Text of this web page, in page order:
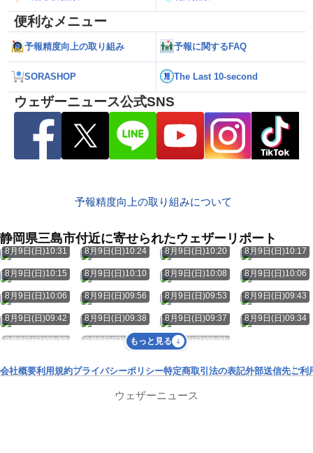
便利なメニュー
予報精度向上の取り組み 予報に関するFAQ
SORASHOP The Last 10-second
ウェザーニュース公式SNS
予報精度向上の取り組みについて
静岡県三島市付近に寄せられたウェザーリポート
8月9日(日)10:31 8月9日(日)10:24 8月9日(日)10:20 8月9日(日)10:17
8月9日(日)10:15 8月9日(日)10:10 8月9日(日)10:08 8月9日(日)10:06
8月9日(日)10:06 8月9日(日)09:56 8月9日(日)09:53 8月9日(日)09:43
8月9日(日)09:42 8月9日(日)09:38 8月9日(日)09:37 8月9日(日)09:34
8月9日(日)09:33 8月9日(日)09:31 8月9日(日)09:31
もっと見る
会社概要利用規約プライバシーポリシー特定商取引法の表記外部送信先ご利
ウェザーニュース